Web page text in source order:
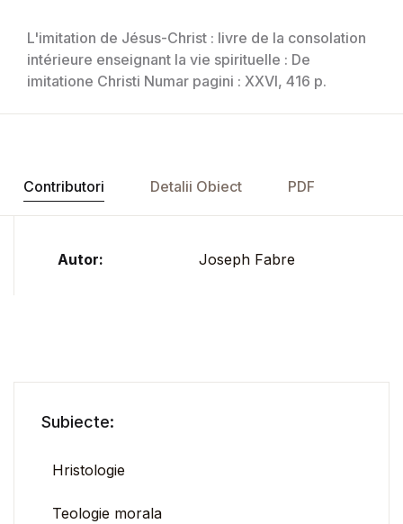
L'imitation de Jésus-Christ : livre de la consolation
intérieure enseignant la vie spirituelle : De
imitatione Christi Numar pagini : XXVI, 416 p.
Contributori Detalii Obiect PDF
Autor: Joseph Fabre
Subiecte:
Hristologie
Teologie morala